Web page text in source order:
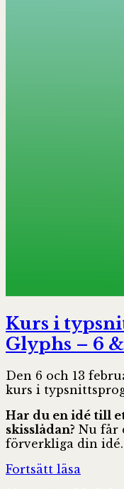
Kurs i
Glyphs – 6 &
Den 6 och 13
kurs i
Har du en idé till
skisslådan? Nu får
förverkliga din idé.
Fortsätt läsa